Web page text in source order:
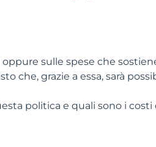
sulle spese che
che, grazie a essa, sarà
politica e quali sono i costi